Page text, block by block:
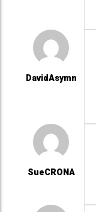
DavidAsymn
SueCRONA